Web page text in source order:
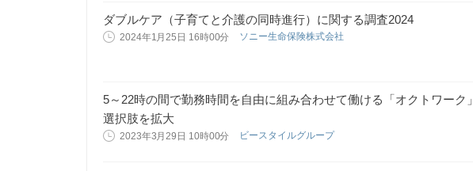
ダブルケア（子育てと介護の同時進行）に関する調査2024
2024年1月25日 16時00分 ソニー生命保険株式会社
5～22時の間で勤務時間を自由に組み合わせて働ける「オクトワーク
選択肢を拡大
2023年3月29日 10時00分 ビースタイルグループ